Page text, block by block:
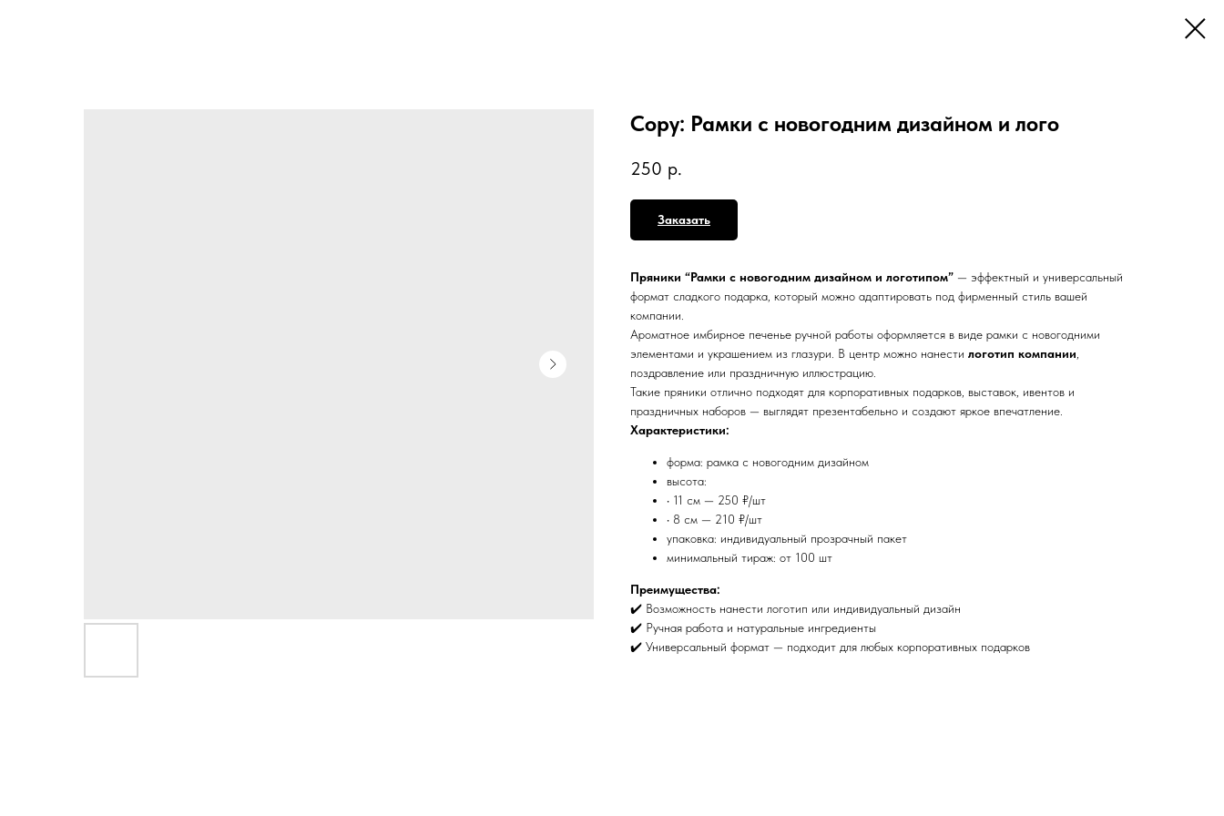
Copy: Рамки с новогодним дизайном и лого
250 р.
Заказать
Пряники “Рамки с новогодним дизайном и логотипом” — эффектный и универсальный
формат сладкого подарка, который можно адаптировать под фирменный стиль вашей
компании.
Ароматное имбирное печенье ручной работы оформляется в виде рамки с новогодними
элементами и украшением из глазури. В центр можно нанести логотип компании
поздравление или праздничную иллюстрацию.
Такие пряники отлично подходят для корпоративных подарков, выставок, ивентов и
праздничных наборов — выглядят презентабельно и создают яркое впечатление.
Характеристики:
форма: рамка с новогодним дизайном
высота:
• 11 см — 250 ₽/шт
• 8 см — 210 ₽/шт
упаковка: индивидуальный прозрачный пакет
минимальный тираж: от 100 шт
Преимущества:
✔️ Возможность нанести логотип или индивидуальный дизайн
✔️ Ручная работа и натуральные ингредиенты
✔️ Универсальный формат — подходит для любых корпоративных подарков